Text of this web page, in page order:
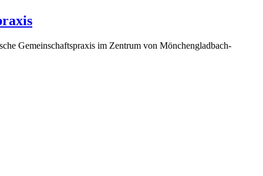
Gemeinschaftspraxis im Zentrum von Mönchengladbach-